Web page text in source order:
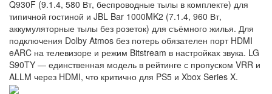
Q930F (9.1.4, 580 Вт, беспроводные тылы в комплекте) для
типичной гостиной и JBL Bar 1000MK2 (7.1.4, 960 Вт,
аккумуляторные тылы без розеток) для съёмного жилья. Для
подключения Dolby Atmos без потерь обязателен порт HDMI
eARC на телевизоре и режим Bitstream в настройках звука. LG
S90TY — единственная модель в рейтинге с пропуском VRR и
ALLM через HDMI, что критично для PS5 и Xbox Series X.